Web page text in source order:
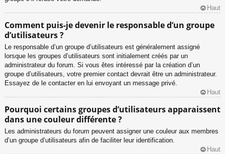
Haut
Comment puis-je devenir le responsable d’un groupe
d’utilisateurs ?
Le responsable d’un groupe d’utilisateurs est généralement assigné
lorsque les groupes d’utilisateurs sont initialement créés par un
administrateur du forum. Si vous êtes intéressé par la création d’un
groupe d’utilisateurs, votre premier contact devrait être un administrateur.
Essayez de le contacter en lui envoyant un message privé.
Haut
Pourquoi certains groupes d’utilisateurs apparaissent
dans une couleur différente ?
Les administrateurs du forum peuvent assigner une couleur aux membres
d’un groupe d’utilisateurs afin de faciliter leur identification.
Haut